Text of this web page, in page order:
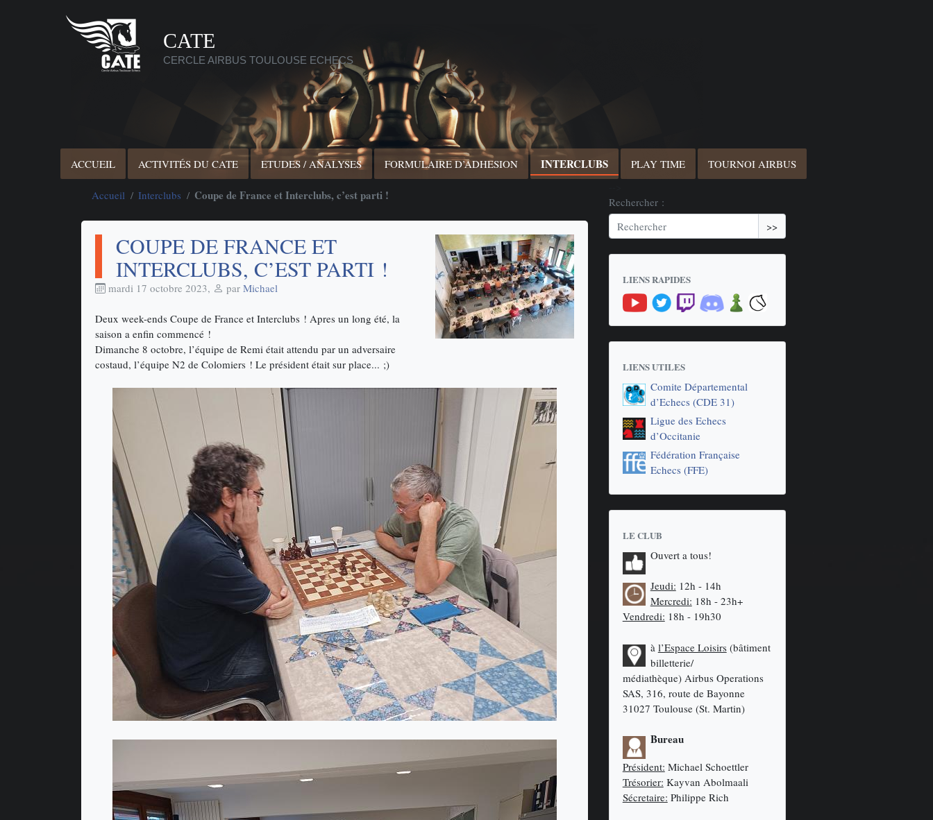
CATE
CERCLE AIRBUS TOULOUSE ECHECS
ACCUEIL ACTIVITÉS DU CATE ETUDES / ANALYSES FORMULAIRE D’ADHESION INTERCLUBS PLAY TIME TOURNOI AIRBUS
Accueil Interclubs Coupe de France et Interclubs, c’est parti !
COUPE DE FRANCE ET
INTERCLUBS, C’EST PARTI !
mardi 17 octobre 2023, par Michael
Deux week-ends Coupe de France et Interclubs ! Apres un long été, la
saison a enfin commencé !
Dimanche 8 octobre, l’équipe de Remi était attendu par un adversaire
costaud, l’équipe N2 de Colomiers ! Le président était sur place... ;)
Rechercher :
>>
LIENS RAPIDES
LIENS UTILES
Comite Départemental
d’Echecs (CDE 31)
Ligue des Echecs
d’Occitanie
Fédération Française
Echecs (FFE)
LE CLUB
Ouvert a tous!
Jeudi: 12h - 14h
Mercredi: 18h - 23h+
Vendredi: 18h - 19h30
à l’Espace Loisirs(bâtiment
billetterie/
médiathèque) Airbus Operations
SAS, 316, route de Bayonne
31027 Toulouse (St. Martin)
Bureau
Président: Michael Schoettler
Trésorier: Kayvan Abolmaali
Sécretaire: Philippe Rich